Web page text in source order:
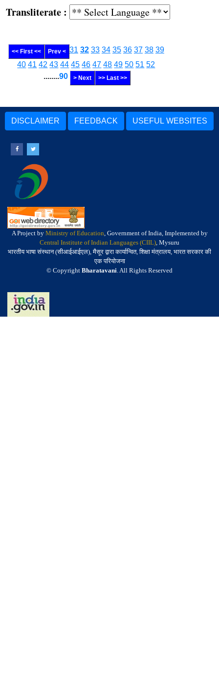
:
<< First << Prev < 31 32 33 34 35 36 37 38 39
40 41 42 43 44 45 46 47 48 49 50 51 52
........90 > Next >> Last >>
DISCLAIMER FEEDBACK USEFUL WEBSITES
A Project by Ministry of Education, Government of India, Implemented by
Central Institute of Indian Languages (CIIL), Mysuru
भारतीय भाषा संस्थान (सीआईआईएल), मैसूर द्वारा कार्यान्वित, शिक्षा मंत्रालय, भारत सरकार की
एक परियोजना
© Copyright Bharatavani. All Rights Reserved